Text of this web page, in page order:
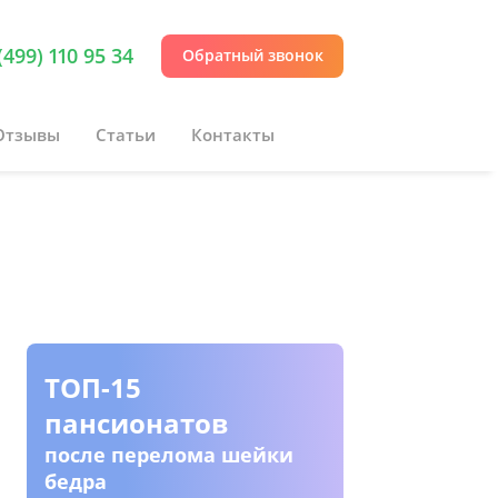
110 95 34 Обратный звонок
Статьи Контакты
ТОП-15
пансионатов
после перелома шейки
бедра